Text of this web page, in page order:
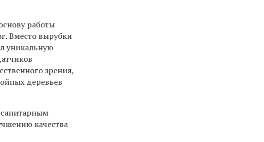
работы
Вместо вырубки
уникальную
зрения,
деревьев
санитарным
качества